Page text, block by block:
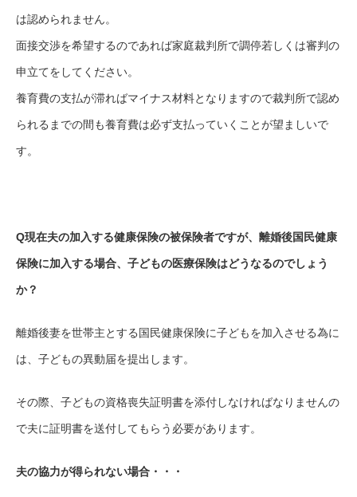
は認められません。
面接交渉を希望するのであれば家庭裁判所で調停若しくは審判の
申立てをしてください。
養育費の支払が滞ればマイナス材料となりますので裁判所で認め
られるまでの間も養育費は必ず支払っていくことが望ましいで
す。
Q現在夫の加入する健康保険の被保険者ですが、離婚後国民健康
保険に加入する場合、子どもの医療保険はどうなるのでしょう
か？
離婚後妻を世帯主とする国民健康保険に子どもを加入させる為に
は、子どもの異動届を提出します。
その際、子どもの資格喪失証明書を添付しなければなりませんの
で夫に証明書を送付してもらう必要があります。
夫の協力が得られない場合・・・